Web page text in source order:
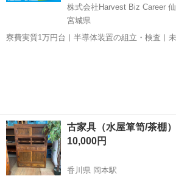
株式会社Harvest Biz Career
宮城県
寮費実質1万円台｜半導体装置の組立・検査｜未経験OK 仕
古家具（水屋箪笥/茶棚）
10,000円
香川県 岡本駅